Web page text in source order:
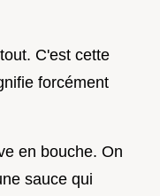
C'est cette
forcément
en bouche. On
sauce qui